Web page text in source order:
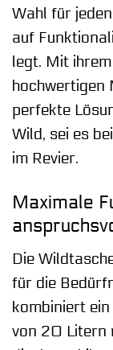
Wahl für
auf
legt. Mit
hochwertigen
perfekte
Wild, sei es
im Revier.
Maximale
Die
für die
kombiniert
von 20 Litern